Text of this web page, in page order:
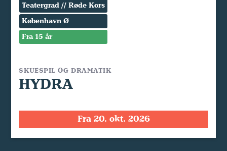
Teatergrad // Røde Kors
København Ø
Fra 15 år
SKUESPIL OG DRAMATIK
HYDRA
Fra 20. okt. 2026